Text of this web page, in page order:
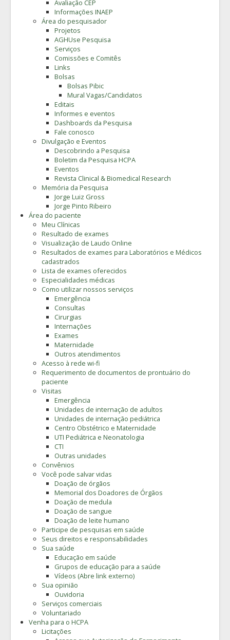
Avaliação CEP
Informações INAEP
Área do pesquisador
Projetos
AGHUse Pesquisa
Serviços
Comissões e Comitês
Links
Bolsas
Bolsas Pibic
Mural Vagas/Candidatos
Editais
Informes e eventos
Dashboards da Pesquisa
Fale conosco
Divulgação e Eventos
Descobrindo a Pesquisa
Boletim da Pesquisa HCPA
Eventos
Revista Clinical & Biomedical Research
Memória da Pesquisa
Jorge Luiz Gross
Jorge Pinto Ribeiro
Área do paciente
Meu Clínicas
Resultado de exames
Visualização de Laudo Online
Resultados de exames para Laboratórios e Médicos
cadastrados
Lista de exames oferecidos
Especialidades médicas
Como utilizar nossos serviços
Emergência
Consultas
Cirurgias
Internações
Exames
Maternidade
Outros atendimentos
Acesso à rede wi-fi
Requerimento de documentos de prontuário do
paciente
Visitas
Emergência
Unidades de internação de adultos
Unidades de internação pediátrica
Centro Obstétrico e Maternidade
UTI Pediátrica e Neonatologia
CTI
Outras unidades
Convênios
Você pode salvar vidas
Doação de órgãos
Memorial dos Doadores de Órgãos
Doação de medula
Doação de sangue
Doação de leite humano
Participe de pesquisas em saúde
Seus direitos e responsabilidades
Sua saúde
Educação em saúde
Grupos de educação para a saúde
Vídeos (Abre link externo)
Sua opinião
Ouvidoria
Serviços comerciais
Voluntariado
Venha para o HCPA
Licitações